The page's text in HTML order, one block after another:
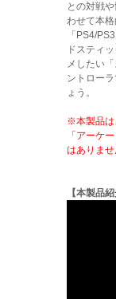
との対戦
わせて本格
「PS4/
ドスティ
メしたい
ントロー
ょう。
※本製品は
「アーケ
はありませ
【本製品